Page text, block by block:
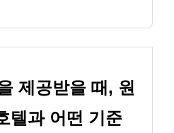
제공받을 때, 원
텔과 어떤 기준